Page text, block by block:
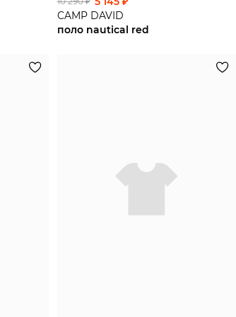
CAMP DAVID
поло nautical red